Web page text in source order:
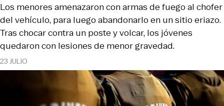
23 JULIO
Los menores amenazaron con armas de fuego al chofer
del vehículo, para luego abandonarlo en un sitio eriazo.
Tras chocar contra un poste y volcar, los jóvenes
quedaron con lesiones de menor gravedad.